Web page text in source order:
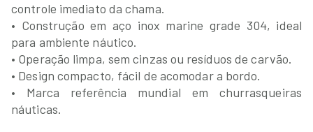
controle imediato da chama.
• Construção em aço inox marine grade 304, ideal
para ambiente náutico.
• Operação limpa, sem cinzas ou resíduos de carvão.
• Design compacto, fácil de acomodar a bordo.
• Marca referência mundial em churrasqueiras
náuticas.